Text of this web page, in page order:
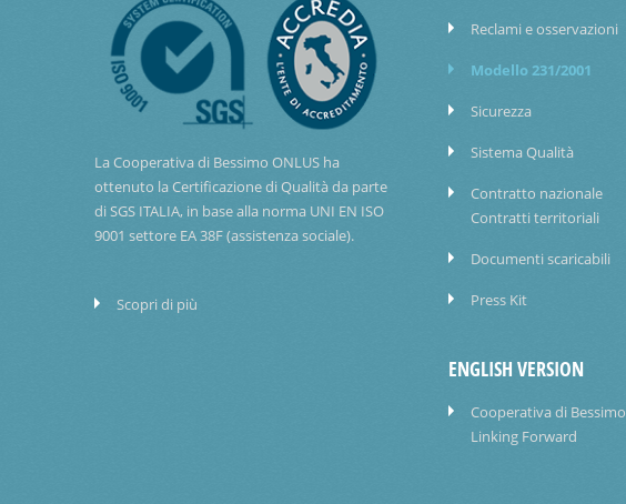
La Cooperativa di Bessimo ONLUS ha
ottenuto la Certificazione di Qualità da parte
di SGS ITALIA, in base alla norma UNI EN ISO
9001 settore EA 38F (assistenza sociale).
Scopri di più
Reclami e osservazioni
Modello 231/2001
Sicurezza
Sistema Qualità
Contratto nazionale
Contratti territoriali
Documenti scaricabili
Press Kit
ENGLISH VERSION
Cooperativa di Bessimo
Linking Forward